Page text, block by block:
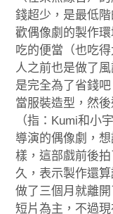
錢超少，是最低
歡偶像劇的製作
吃的便當（也吃
人之前也是做了
是完全為了省錢
當服裝造型，然
（指：Kumi和小
導演的偶像劇，
樣，這部戲前後
久，表示製作還
做了三個月就離
短片為主，不過